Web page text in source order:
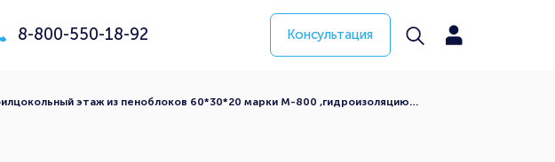
8-800-550-18-92 Консультация
этаж из пеноблоков 60*30*20 марки М-800 ,гидроизоляцию…